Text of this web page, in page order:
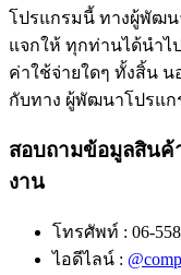
โปรแกรมนี้ ทางผู้พัฒนา
แจกให้ ทุกท่านได้นำไ
ค่าใช้จ่ายใดๆ ทั้งสิ้น
กับทาง ผู้พัฒนาโปรแก
สอบถามข้อมูลสินค้
งาน
โทรศัพท์ : 06-
ไอดีไลน์ :